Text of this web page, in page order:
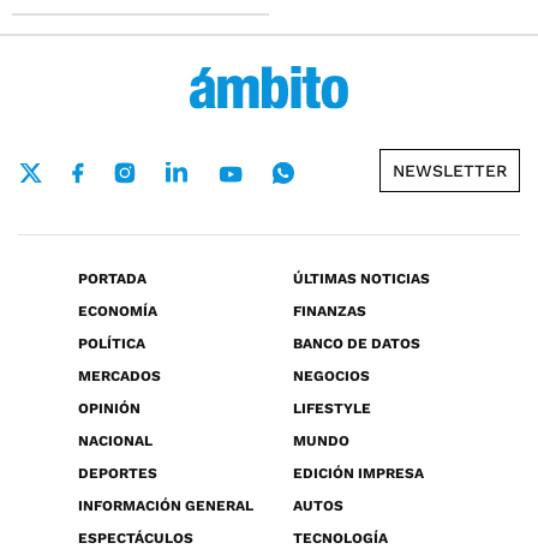
NEWSLETTER
PORTADA
ÚLTIMAS NOTICIAS
ECONOMÍA
FINANZAS
POLÍTICA
BANCO DE DATOS
MERCADOS
NEGOCIOS
OPINIÓN
LIFESTYLE
NACIONAL
MUNDO
DEPORTES
EDICIÓN IMPRESA
INFORMACIÓN GENERAL
AUTOS
ESPECTÁCULOS
TECNOLOGÍA